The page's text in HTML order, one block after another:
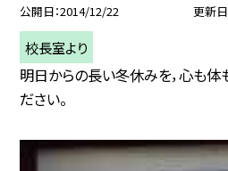
公開日 2014/12/22 更新日
校長室より
明日からの長い冬休みを，心も体
ださい。